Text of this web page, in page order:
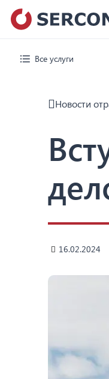
Все услуги
Новости
16.02.2024